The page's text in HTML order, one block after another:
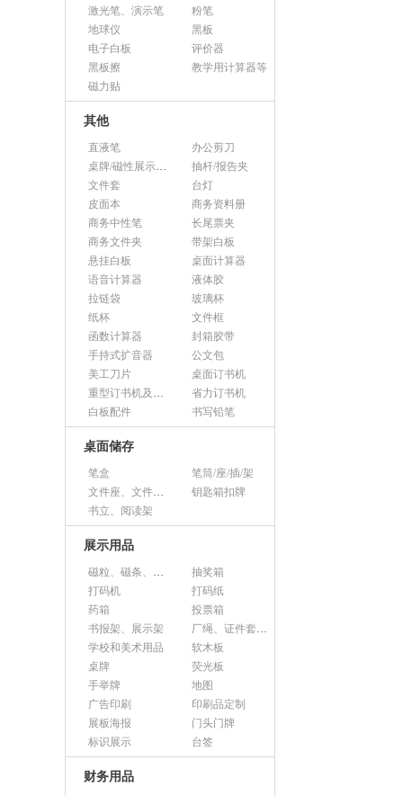
激光笔、演示笔
粉笔
地球仪
黑板
电子白板
评价器
黑板擦
教学用计算器等
磁力贴
其他
直液笔
办公剪刀
桌牌/磁性展示帖/证件框
抽杆/报告夹
文件套
台灯
皮面本
商务资料册
商务中性笔
长尾票夹
商务文件夹
带架白板
悬挂白板
桌面计算器
语音计算器
液体胶
拉链袋
玻璃杯
纸杯
文件框
函数计算器
封箱胶带
手持式扩音器
公文包
美工刀片
桌面订书机
重型订书机及其它
省力订书机
白板配件
书写铅笔
桌面储存
笔盒
笔筒/座/插/架
文件座、文件架、文件框
钥匙箱扣牌
书立、阅读架
展示用品
磁粒、磁条、磁片
抽奖箱
打码机
打码纸
药箱
投票箱
书报架、展示架
厂绳、证件套、卡套
学校和美术用品
软木板
桌牌
荧光板
手举牌
地图
广告印刷
印刷品定制
展板海报
门头门牌
标识展示
台签
财务用品